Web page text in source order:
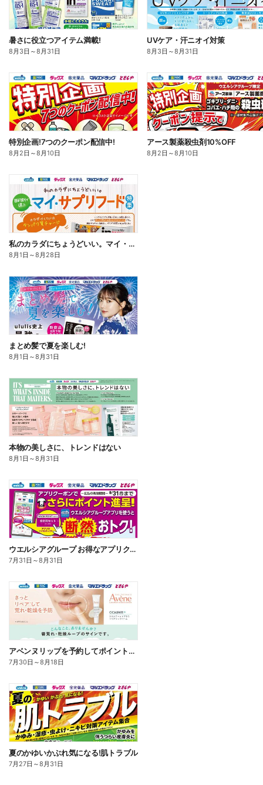
暑さに役立つアイテム満載!
8月3日 ～8月31日
UVケア・汗ニオイ対策
8月3日 ～8月31日
特別企画!7つのクーポン配信中!
8月2日 ～8月10日
アース製薬殺虫剤10%OFF
8月2日 ～8月10日
私のカラダにちょうどいい。マイ・サプリフード
8月1日 ～8月28日
まとめ髪で夏を楽しむ!
8月1日 ～8月31日
本物の美しさに、トレンドはない
8月1日 ～8月31日
ウエルシアグループ お得なアプリクーポン
7月31日 ～8月31日
アベンヌリップを予約してポイントゲット!
7月30日 ～8月18日
夏のかゆいかぶれ気になる!肌トラブル
7月27日 ～8月31日